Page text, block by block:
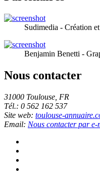
Sudimedia - Création
Benjamin Benetti -
Nous contacter
31000 Toulouse, FR
Tél.: 0 562 162 537
Site web: toulouse-
Email: Nous contacter par e-